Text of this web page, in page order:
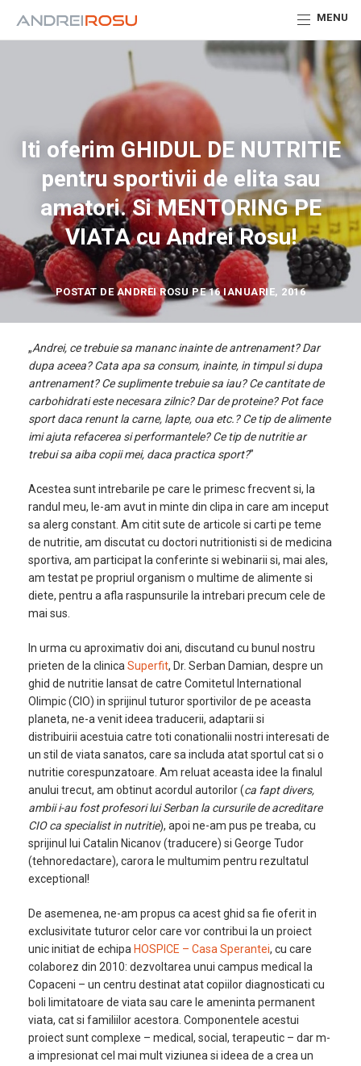
MENU
Iti oferim GHIDUL DE NUTRITIE
pentru sportivii de elita sau
amatori. Si MENTORING PE
VIATA cu Andrei Rosu!
POSTAT DE ANDREI ROSU PE 16 IANUARIE, 2016
„Andrei, ce trebuie sa mananc inainte de antrenament? Dar
dupa aceea? Cata apa sa consum, inainte, in timpul si dupa
antrenament? Ce suplimente trebuie sa iau? Ce cantitate de
carbohidrati este necesara zilnic? Dar de proteine? Pot face
sport daca renunt la carne, lapte, oua etc.? Ce tip de alimente
imi ajuta refacerea si performantele? Ce tip de nutritie ar
trebui sa aiba copii mei, daca practica sport?”
Acestea sunt intrebarile pe care le primesc frecvent si, la
randul meu, le-am avut in minte din clipa in care am inceput
sa alerg constant. Am citit sute de articole si carti pe teme
de nutritie, am discutat cu doctori nutritionisti si de medicina
sportiva, am participat la conferinte si webinarii si, mai ales,
am testat pe propriul organism o multime de alimente si
diete, pentru a afla raspunsurile la intrebari precum cele de
mai sus.
In urma cu aproximativ doi ani, discutand cu bunul nostru
prieten de la clinica Superfit, Dr. Serban Damian, despre un
ghid de nutritie lansat de catre Comitetul International
Olimpic (CIO) in sprijinul tuturor sportivilor de pe aceasta
planeta, ne-a venit ideea traducerii, adaptarii si
distribuirii acestuia catre toti conationalii nostri interesati de
un stil de viata sanatos, care sa includa atat sportul cat si o
nutritie corespunzatoare. Am reluat aceasta idee la finalul
anului trecut, am obtinut acordul autorilor (ca fapt divers,
ambii i-au fost profesori lui Serban la cursurile de acreditare
CIO ca specialist in nutritie), apoi ne-am pus pe treaba, cu
sprijinul lui Catalin Nicanov (traducere) si George Tudor
(tehnoredactare), carora le multumim pentru rezultatul
exceptional!
De asemenea, ne-am propus ca acest ghid sa fie oferit in
exclusivitate tuturor celor care vor contribui la un proiect
unic initiat de echipa HOSPICE – Casa Sperantei, cu care
colaborez din 2010: dezvoltarea unui campus medical la
Copaceni – un centru destinat atat copiilor diagnosticati cu
boli limitatoare de viata sau care le ameninta permanent
viata, cat si familiilor acestora. Componentele acestui
proiect sunt complexe – medical, social, terapeutic – dar m-
a impresionat cel mai mult viziunea si ideea de a crea un